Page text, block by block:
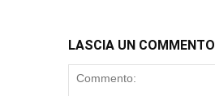
LASCIA UN COMMENTO